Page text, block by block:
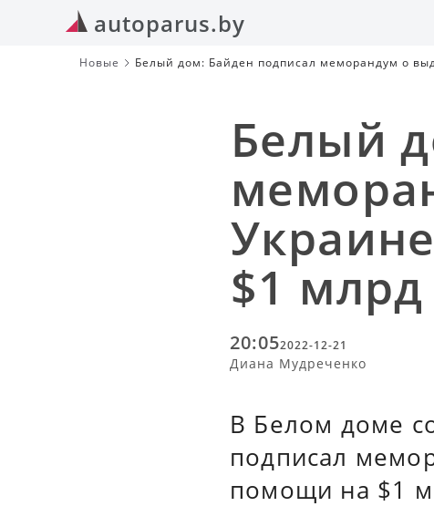
autoparus.by
Новые Белый дом: Байден подписал меморандум о
Белый
$1 млрд
20:052022-12-21
Диана Мудреченко
В Белом доме
подписал
помощи на $1